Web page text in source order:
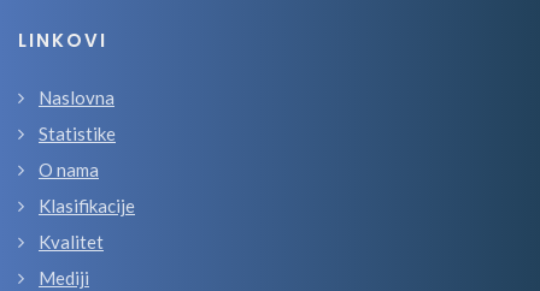
LINKOVI
Naslovna
Statistike
O nama
Klasifikacije
Kvalitet
Mediji